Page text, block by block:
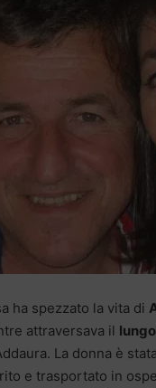
ha spezzato la vita di
attraversava il
La donna è
e trasportato in